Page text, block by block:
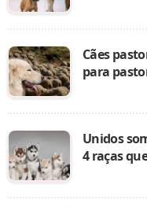
Cães
para
Unidos
4 raças